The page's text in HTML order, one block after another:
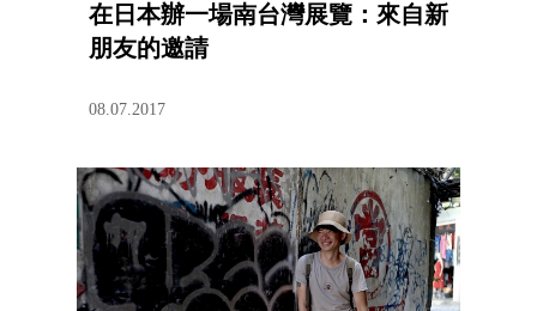
在日本辦一場南台灣展覽：來自新
朋友的邀請
08.07.2017